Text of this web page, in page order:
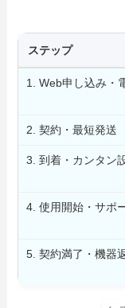
ステップ
1. Web申し込み・
2. 契約・最短発送
3. 到着・カンタン
4. 使用開始・サポ
5. 契約満了・機器